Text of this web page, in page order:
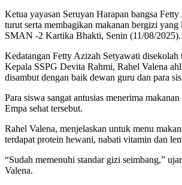
Ketua yayasan Seruyan Harapan bangsa
turut serta membagikan makanan bergizi
SMAN -2 Kartika Bhakti, Senin (11/08/2025).
Kedatangan Fetty Azizah Setyawati disekolah
Kepala SSPG Devita Rahmi, Rahel Valena
disambut dengan baik dewan guru dan para
Para siswa sangat antusias menerima
Empa sehat tersebut.
Rahel Valena, menjelaskan untuk menu
terdapat protein hewani, nabati vitamin dan
“Sudah memenuhi standar gizi seimbang,”
Valena.